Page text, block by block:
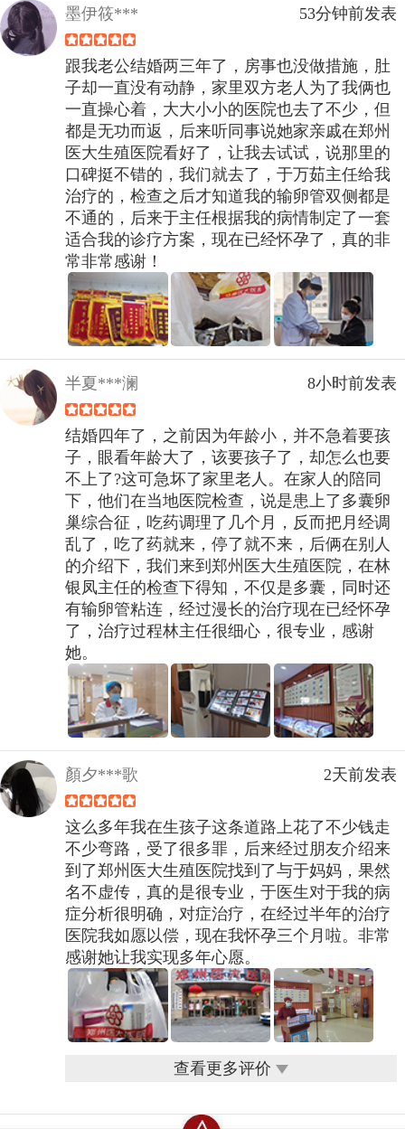
墨伊筱*** 53分钟前发表
跟我老公结婚两三年了，房事也没做措施，肚
子却一直没有动静，家里双方老人为了我俩也
一直操心着，大大小小的医院也去了不少，但
都是无功而返，后来听同事说她家亲戚在郑州
医大生殖医院看好了，让我去试试，说那里的
口碑挺不错的，我们就去了，于万茹主任给我
治疗的，检查之后才知道我的输卵管双侧都是
不通的，后来于主任根据我的病情制定了一套
适合我的诊疗方案，现在已经怀孕了，真的非
常非常感谢！
半夏***澜 8小时前发表
结婚四年了，之前因为年龄小，并不急着要孩
子，眼看年龄大了，该要孩子了，却怎么也要
不上了?这可急坏了家里老人。在家人的陪同
下，他们在当地医院检查，说是患上了多囊卵
巢综合征，吃药调理了几个月，反而把月经调
乱了，吃了药就来，停了就不来，后俩在别人
的介绍下，我们来到郑州医大生殖医院，在林
银凤主任的检查下得知，不仅是多囊，同时还
有输卵管粘连，经过漫长的治疗现在已经怀孕
了，治疗过程林主任很细心，很专业，感谢
她。
顏夕***歌 2天前发表
这么多年我在生孩子这条道路上花了不少钱走
不少弯路，受了很多罪，后来经过朋友介绍来
到了郑州医大生殖医院找到了与于妈妈，果然
名不虚传，真的是很专业，于医生对于我的病
症分析很明确，对症治疗，在经过半年的治疗
医院我如愿以偿，现在我怀孕三个月啦。非常
感谢她让我实现多年心愿。
查看更多评价